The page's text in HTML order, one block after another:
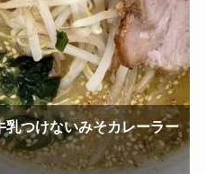
つけないみそカレーラー